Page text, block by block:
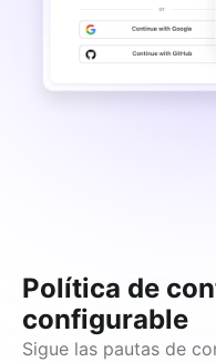
Política de
configurable
Sigue las pautas de